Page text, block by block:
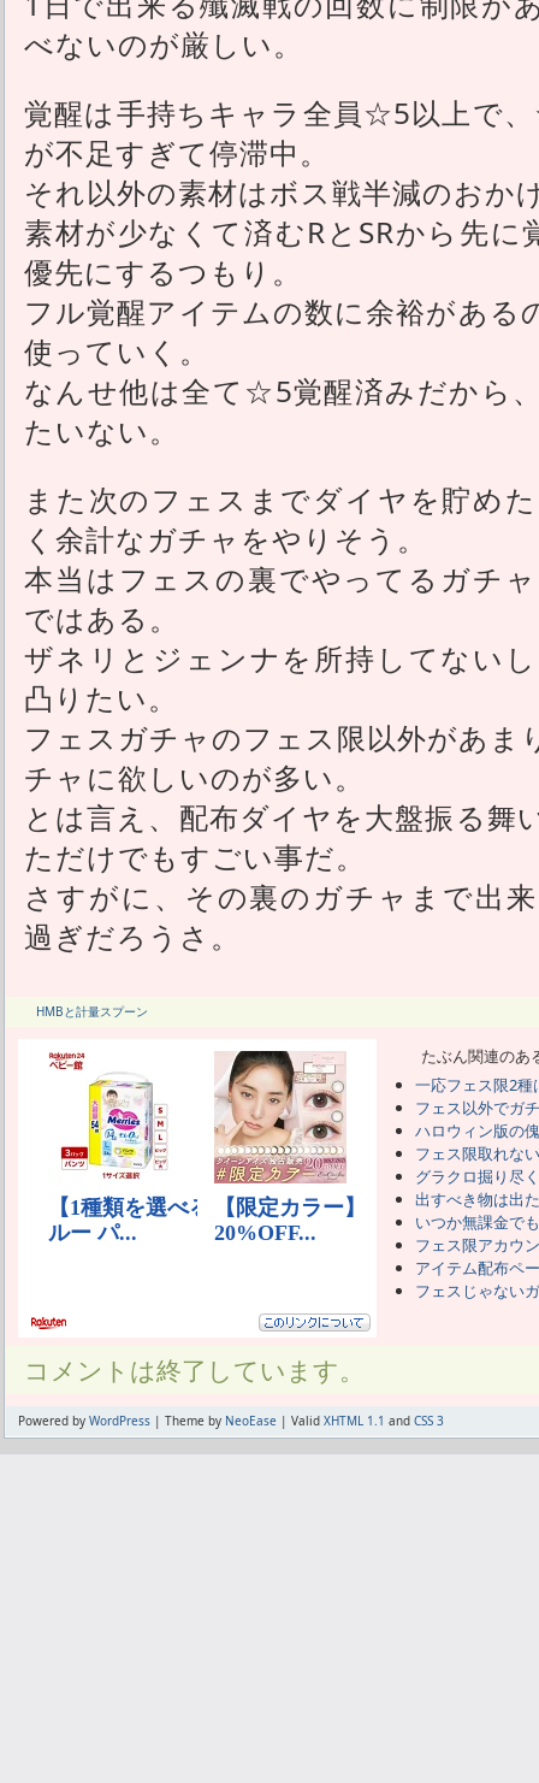
べないのが厳しい。
覚醒は手持ちキャラ全員☆5以上で
が不足すぎて停滞中。
それ以外の素材はボス戦半減のおか
素材が少なくて済むRとSRから先に
優先にするつもり。
フル覚醒アイテムの数に余裕がある
使っていく。
なんせ他は全て☆5覚醒済みだから
たいない。
また次のフェスまでダイヤを貯め
く余計なガチャをやりそう。
本当はフェスの裏でやってるガチ
ではある。
ザネリとジェンナを所持してない
凸りたい。
フェスガチャのフェス限以外があま
チャに欲しいのが多い。
とは言え、配布ダイヤを大盤振る舞
ただけでもすごい事だ。
さすがに、その裏のガチャまで出
過ぎだろうさ。
HMBと計量スプーン
たぶん関連のあ
一応フェス限2種
フェス以外でガ
ハロウィン版の
フェス限取れな
グラクロ掘り尽
出すべき物は出
いつか無課金で
フェス限アカウ
アイテム配布ペ
フェスじゃない
コメントは終了しています。
Powered by WordPress | Theme by NeoEase | Valid XHTML 1.1 and CSS 3